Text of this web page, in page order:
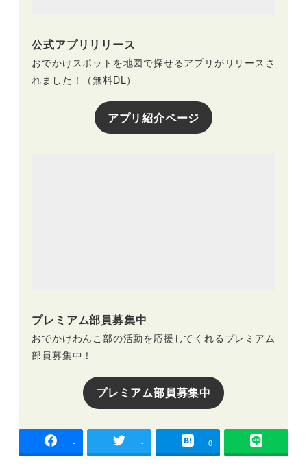
公式アプリリリース
おでかけスポットを地図で探せるアプリがリリースさ
れました！（無料DL）
アプリ紹介ページ
プレミアム部員募集中
おでかけわんこ部の活動を応援してくれるプレミアム
部員募集中！
プレミアム部員募集中
- - 0